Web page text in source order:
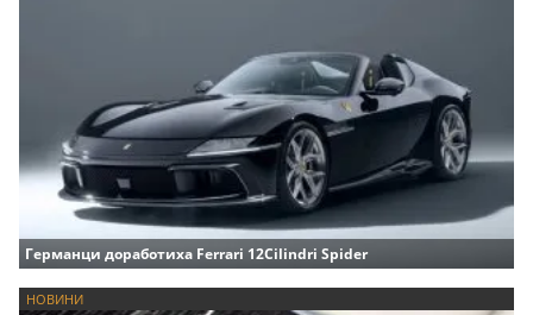
Германци доработиха Ferrari 12Cilindri Spider
НОВИНИ